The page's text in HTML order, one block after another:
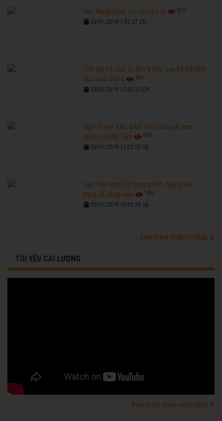
Kim Kardashian có con thứ tư 6270
03/01/2019 1:03:37 CH
'Em gái trà sữa' bị đồn ly hôn sau bê bối tình
dục của chồng
6591
03/01/2019 12:03:33 CH
Ngô Thanh Vân, Đàm Vĩnh Hưng đi xem
phim của Mỹ Tâm
6270
03/01/2019 11:03:00 SA
Sao Việt nghỉ Tết Dương lịch: Người tiệc
tùng, kẻ nhập viện
7682
03/01/2019 10:01:54 SA
Xem thêm nhiều tin khác
TÔI YÊU CẢI LƯƠNG
Xem thêm nhiều video khác